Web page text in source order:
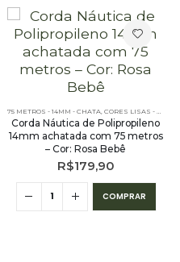
75 METROS - 14MM - CHATA, CORES LISAS - 75 METROS - 14MM - CHATA
Corda Náutica de Polipropileno
14mm achatada com 75 metros
– Cor: Rosa Bebê
R$179,90
COMPRAR